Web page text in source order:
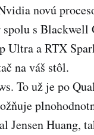
novú
s Blackwell
Ultra a RTX
na váš stôl.
To už je po
Jensen Huang,